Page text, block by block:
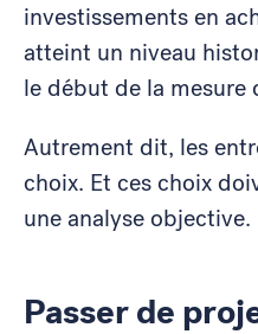
investissements en
atteint un niveau
le début de la mesure
Autrement dit, les
choix. Et ces choix
une analyse objective.
Passer de